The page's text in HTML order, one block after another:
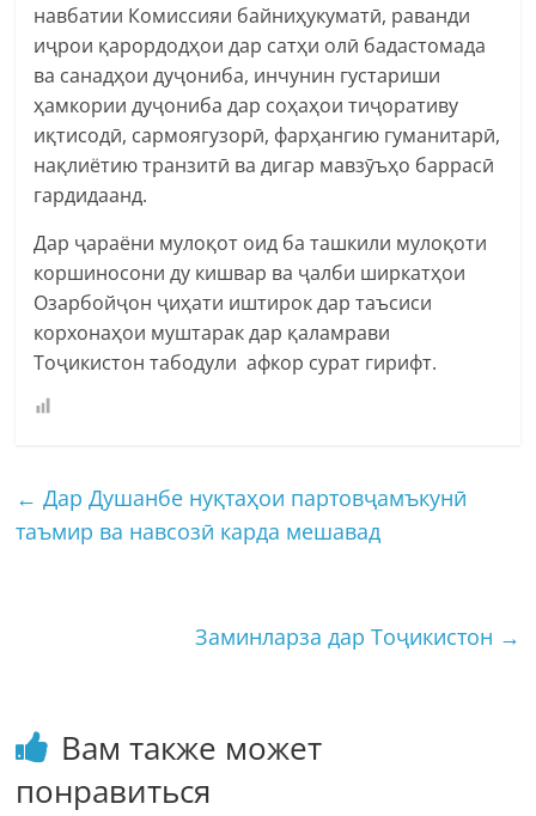
навбатии Комиссияи байниҳукуматӣ, раванди
иҷрои қарордодҳои дар сатҳи олӣ бадастомада
ва санадҳои дуҷониба, инчунин густариши
ҳамкории дуҷониба дар соҳаҳои тиҷоративу
иқтисодӣ, сармоягузорӣ, фарҳангию гуманитарӣ,
нақлиётию транзитӣ ва дигар мавзӯъҳо баррасӣ
гардидаанд.
Дар ҷараёни мулоқот оид ба ташкили мулоқоти
коршиносони ду кишвар ва ҷалби ширкатҳои
Озарбойҷон ҷиҳати иштирок дар таъсиси
корхонаҳои муштарак дар қаламрави
Тоҷикистон табодули афкор сурат гирифт.
← Дар Душанбе нуқтаҳои партовҷамъкунӣ
таъмир ва навсозӣ карда мешавад
Заминларза дар Тоҷикистон →
Вам также может
понравиться